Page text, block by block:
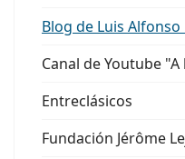
Blog de Luis Alfonso
Canal de Youtube
Entreclásicos
Fundación Jérôme